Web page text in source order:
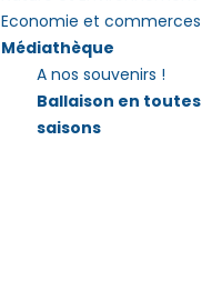
Economie et commerces
Médiathèque
A nos souvenirs !
Ballaison en toutes
saisons